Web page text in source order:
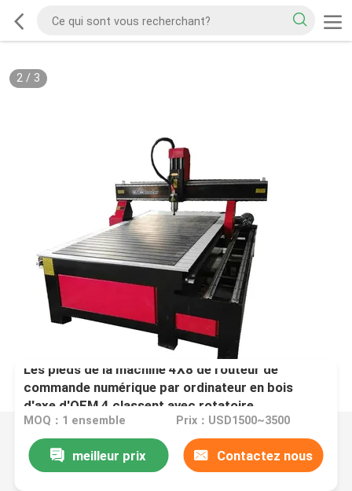
2/ 3
Les pieds de la machine 4X8 de routeur de
commande numérique par ordinateur en bois
d'axe d'OEM 4 classent avec rotatoire
MOQ：1 ensemble Prix：USD1500~3500
meilleur prix Contactez nous